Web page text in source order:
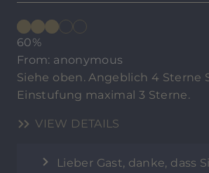
60%
From: anonymous
Siehe oben. Angeblich 4 Sterne
Einstufung maximal 3 Sterne.
VIEW DETAILS
Lieber Gast, danke, dass